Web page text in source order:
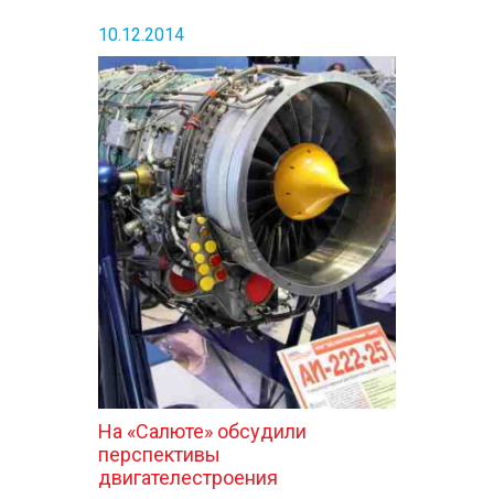
10.12.2014
На «Салюте» обсудили
перспективы
двигателестроения